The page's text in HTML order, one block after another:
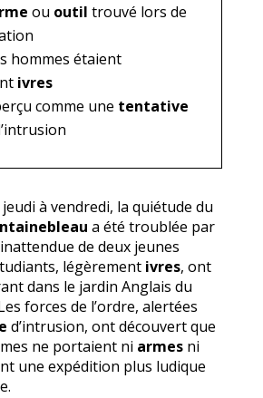
ou outil trouvé lors de
hommes étaient
ivres
comme une tentative
à vendredi, la quiétude du
a été troublée par
de deux jeunes
légèrement ivres, ont
dans le jardin Anglais du
forces de l’ordre, alertées
d’intrusion, ont découvert que
ne portaient ni armesni
une expédition plus ludique